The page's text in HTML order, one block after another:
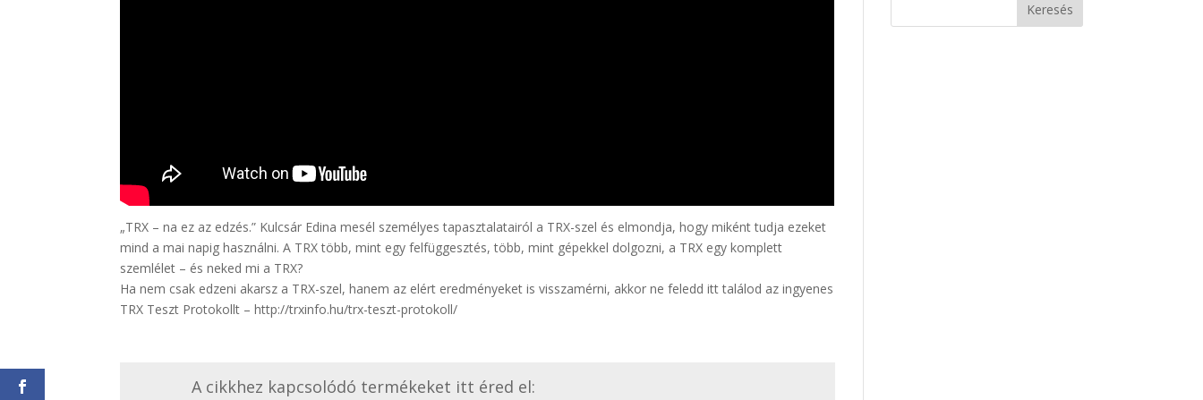
„TRX – na ez az edzés.” Kulcsár Edina mesél személyes tapasztalatairól a TRX-szel és elmondja, hogy miként tudja ezeket
mind a mai napig használni. A TRX több, mint egy felfüggesztés, több, mint gépekkel dolgozni, a TRX egy komplett
szemlélet – és neked mi a TRX?
Ha nem csak edzeni akarsz a TRX-szel, hanem az elért eredményeket is visszamérni, akkor ne feledd itt találod az ingyenes
TRX Teszt Protokollt – http://trxinfo.hu/trx-teszt-protokoll/
A cikkhez kapcsolódó termékeket itt éred el: